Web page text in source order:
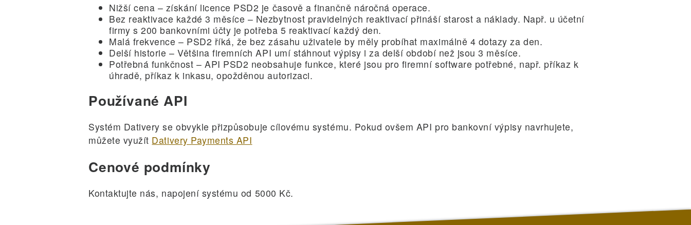
Nižší cena – získání licence PSD2 je časově a finančně náročná operace.
Bez reaktivace každé 3 měsíce – Nezbytnost pravidelných reaktivací přináší starost a náklady. Např. u účetní
firmy s 200 bankovními účty je potřeba 5 reaktivací každý den.
Malá frekvence – PSD2 říká, že bez zásahu uživatele by měly probíhat maximálně 4 dotazy za den.
Delší historie – Většina firemních API umí stáhnout výpisy i za delší období než jsou 3 měsíce.
Potřebná funkčnost – API PSD2 neobsahuje funkce, které jsou pro firemní software potřebné, např. příkaz k
úhradě, příkaz k inkasu, opožděnou autorizaci.
Používané API
Systém Dativery se obvykle přizpůsobuje cílovému systému. Pokud ovšem API pro bankovní výpisy navrhujete,
můžete využít Dativery Payments API
Cenové podmínky
Kontaktujte nás, napojení systému od 5000 Kč.